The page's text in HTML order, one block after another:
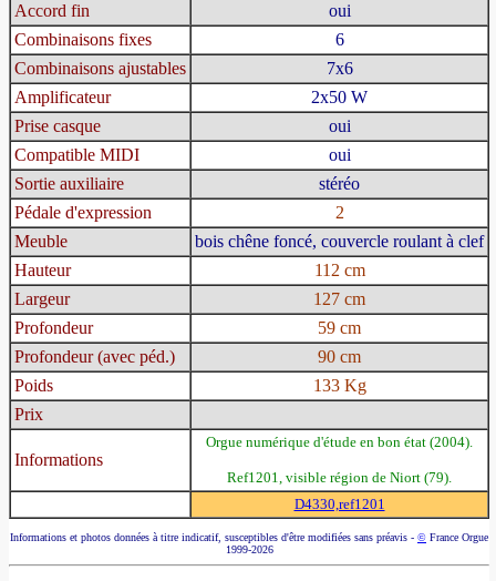
Accord fin
oui
Combinaisons fixes
6
Combinaisons ajustables
7x6
Amplificateur
2x50 W
Prise casque
oui
Compatible MIDI
oui
Sortie auxiliaire
stéréo
Pédale d'expression
2
Meuble
bois chêne foncé, couvercle roulant à clef
Hauteur
112 cm
Largeur
127 cm
Profondeur
59 cm
Profondeur (avec péd.)
90 cm
Poids
133 Kg
Prix
Informations
Orgue numérique d'étude en bon état (2004).
Ref1201, visible région de Niort (79).
D4330,ref1201
Informations et photos données à titre indicatif, susceptibles d'être modifiées sans préavis - © France Orgue
1999-2026